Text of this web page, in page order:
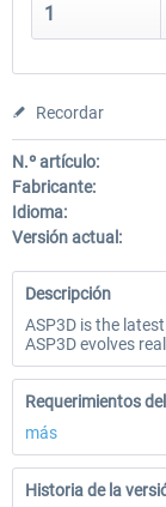
Recordar
N.º artículo:
Fabricante:
Idioma:
Versión actual:
Descripción
ASP3D is the
ASP3D evolves
Requerimientos
más
Historia de la